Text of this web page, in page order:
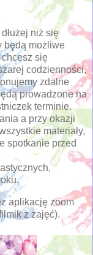
niż się
będą możliwe
się
codzienności,
zdalne
prowadzone na
terminie.
a przy okazji
materiały,
spotkanie przed
aplikację zoom
z zajęć).